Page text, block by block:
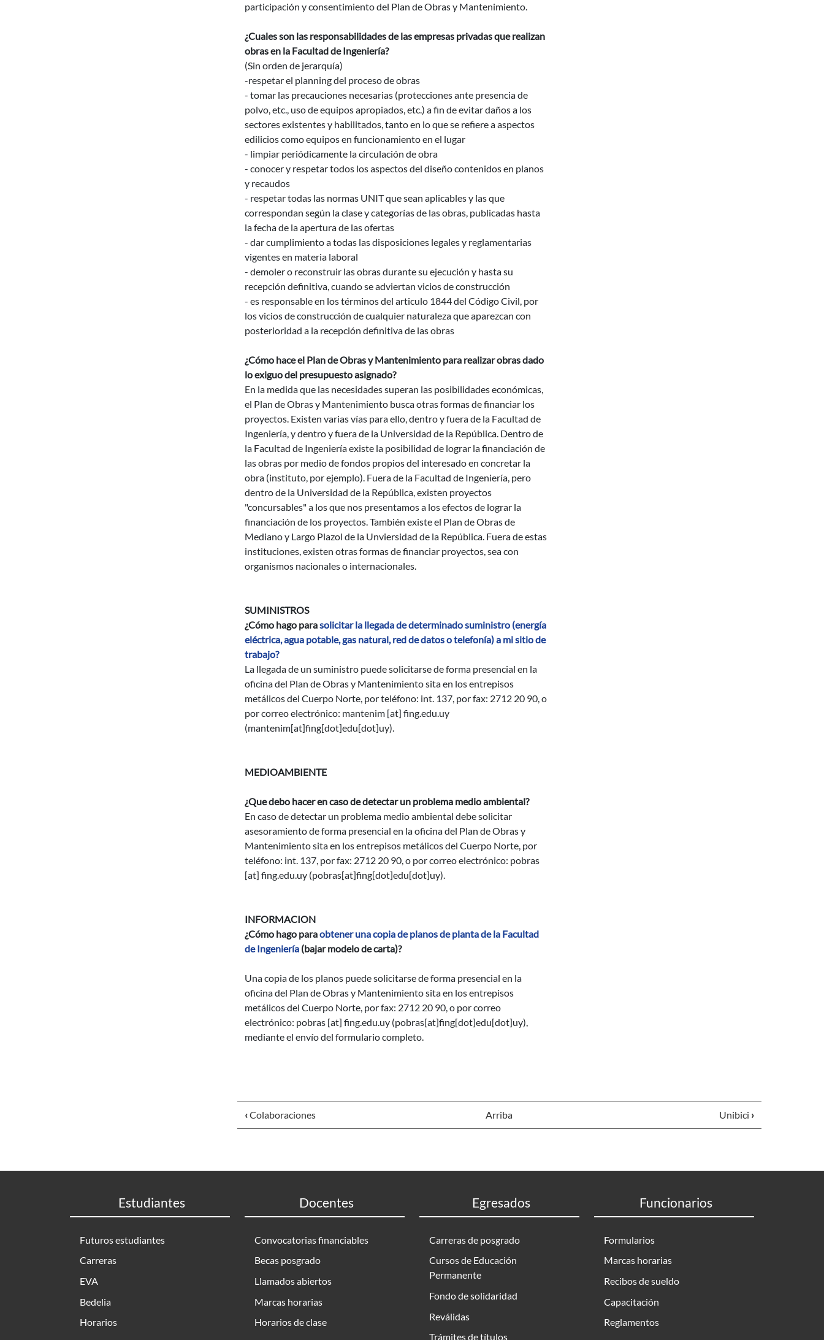
participación y consentimiento del Plan de Obras y Mantenimiento.
¿Cuales son las responsabilidades de las empresas privadas que realizan
obras en la Facultad de Ingeniería?
(Sin orden de jerarquía)
-respetar el planning del proceso de obras
- tomar las precauciones necesarias (protecciones ante presencia de
polvo, etc., uso de equipos apropiados, etc.) a fin de evitar daños a los
sectores existentes y habilitados, tanto en lo que se refiere a aspectos
edilicios como equipos en funcionamiento en el lugar
- limpiar periódicamente la circulación de obra
- conocer y respetar todos los aspectos del diseño contenidos en planos
y recaudos
- respetar todas las normas UNIT que sean aplicables y las que
correspondan según la clase y categorías de las obras, publicadas hasta
la fecha de la apertura de las ofertas
- dar cumplimiento a todas las disposiciones legales y reglamentarias
vigentes en materia laboral
- demoler o reconstruir las obras durante su ejecución y hasta su
recepción definitiva, cuando se adviertan vicios de construcción
- es responsable en los términos del articulo 1844 del Código Civil, por
los vicios de construcción de cualquier naturaleza que aparezcan con
posterioridad a la recepción definitiva de las obras
¿Cómo hace el Plan de Obras y Mantenimiento para realizar obras dado
lo exiguo del presupuesto asignado?
En la medida que las necesidades superan las posibilidades económicas,
el Plan de Obras y Mantenimiento busca otras formas de financiar los
proyectos. Existen varias vías para ello, dentro y fuera de la Facultad de
Ingeniería, y dentro y fuera de la Universidad de la República. Dentro de
la Facultad de Ingeniería existe la posibilidad de lograr la financiación de
las obras por medio de fondos propios del interesado en concretar la
obra (instituto, por ejemplo). Fuera de la Facultad de Ingeniería, pero
dentro de la Universidad de la República, existen proyectos
"concursables" a los que nos presentamos a los efectos de lograr la
financiación de los proyectos. También existe el Plan de Obras de
Mediano y Largo Plazol de la Unviersidad de la República. Fuera de estas
instituciones, existen otras formas de financiar proyectos, sea con
organismos nacionales o internacionales.
SUMINISTROS
¿Cómo hago parasolicitar la llegada de determinado suministro (energía
eléctrica, agua potable, gas natural, red de datos o telefonía) a mi sitio de
trabajo?
La llegada de un suministro puede solicitarse de forma presencial en la
oficina del Plan de Obras y Mantenimiento sita en los entrepisos
metálicos del Cuerpo Norte, por teléfono: int. 137, por fax: 2712 20 90, o
por correo electrónico: mantenim [at] fing.edu.uy
(mantenim[at]fing[dot]edu[dot]uy).
MEDIOAMBIENTE
¿Que debo hacer en caso de detectar un problema medio ambiental?
En caso de detectar un problema medio ambiental debe solicitar
asesoramiento de forma presencial en la oficina del Plan de Obras y
Mantenimiento sita en los entrepisos metálicos del Cuerpo Norte, por
teléfono: int. 137, por fax: 2712 20 90, o por correo electrónico: pobras
[at] fing.edu.uy (pobras[at]fing[dot]edu[dot]uy).
INFORMACION
¿Cómo hago paraobtener una copia de planos de planta de la Facultad
de Ingeniería (bajar modelo de carta)?
Una copia de los planos puede solicitarse de forma presencial en la
oficina del Plan de Obras y Mantenimiento sita en los entrepisos
metálicos del Cuerpo Norte, por fax: 2712 20 90, o por correo
electrónico: pobras [at] fing.edu.uy (pobras[at]fing[dot]edu[dot]uy),
mediante el envío del formulario completo.
‹Colaboraciones Arriba Unibici ›
Estudiantes
Futuros estudiantes
Carreras
EVA
Bedelia
Horarios
Docentes
Convocatorias financiables
Becas posgrado
Llamados abiertos
Marcas horarias
Horarios de clase
Egresados
Carreras de posgrado
Cursos de Educación
Permanente
Fondo de solidaridad
Reválidas
Trámites de títulos
Funcionarios
Formularios
Marcas horarias
Recibos de sueldo
Capacitación
Reglamentos